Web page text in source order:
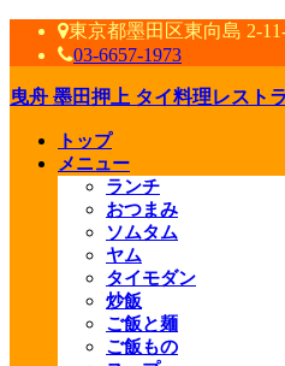
東京都墨田区東向島 2-
03-6657-1973
曳舟 墨田押上 タイ料理レスト
トップ
メニュー
ランチ
おつまみ
ソムタム
ヤム
タイモダン
炒飯
ご飯と麺
ご飯もの